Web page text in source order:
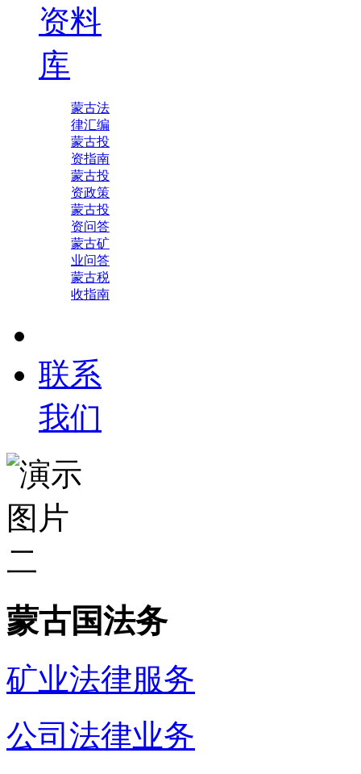
资料
库
蒙古法
律汇编
蒙古投
资指南
蒙古投
资政策
蒙古投
资问答
蒙古矿
业问答
蒙古税
收指南
联系
我们
蒙古国法务
矿业法律服务
公司法律业务